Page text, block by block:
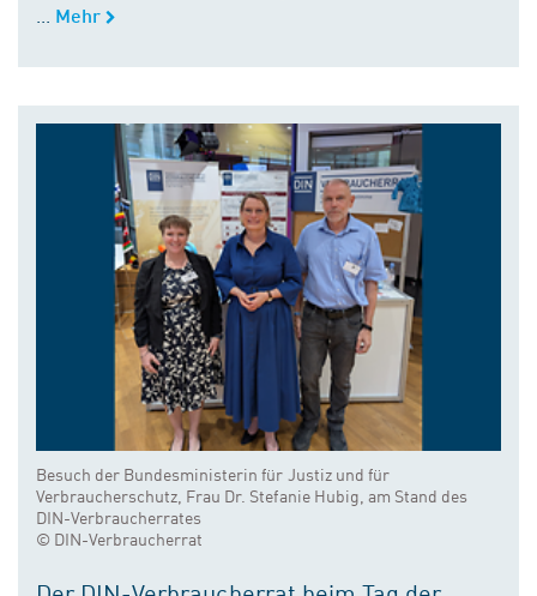
Mehr
Besuch der Bundesministerin für Justiz und für
Verbraucherschutz, Frau Dr. Stefanie Hubig, am Stand des
DIN-Verbraucherrates
© DIN-Verbraucherrat